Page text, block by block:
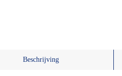
Beschrijving